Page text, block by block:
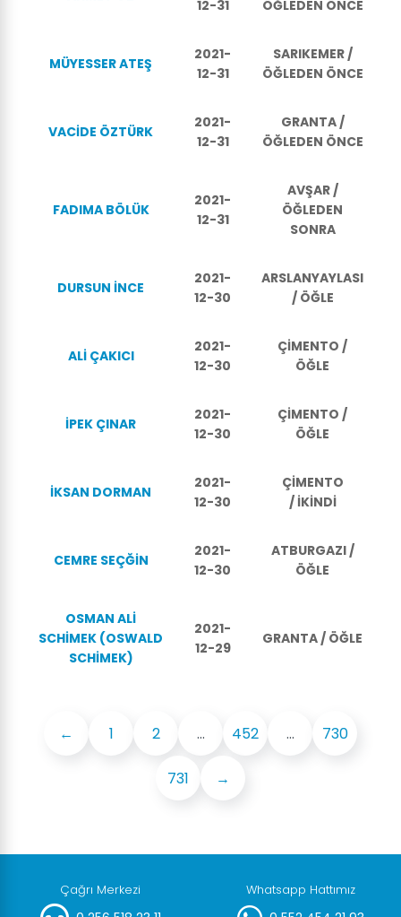
12-31
ÖĞLEDEN ÖNCE
MÜYESSER ATEŞ
2021-
12-31
SARIKEMER /
ÖĞLEDEN ÖNCE
VACİDE ÖZTÜRK
2021-
12-31
GRANTA /
ÖĞLEDEN ÖNCE
FADIMA BÖLÜK
2021-
12-31
AVŞAR /
ÖĞLEDEN
SONRA
DURSUN İNCE
2021-
12-30
ARSLANYAYLASI
/ ÖĞLE
ALİ ÇAKICI
2021-
12-30
ÇİMENTO /
ÖĞLE
İPEK ÇINAR
2021-
12-30
ÇİMENTO /
ÖĞLE
İKSAN DORMAN
2021-
12-30
ÇİMENTO
/ İKİNDİ
CEMRE SEÇĞİN
2021-
12-30
ATBURGAZI /
ÖĞLE
OSMAN ALİ
SCHİMEK (OSWALD
SCHİMEK)
2021-
12-29
GRANTA / ÖĞLE
← 1 2 ... 452 ... 730
731 →
Çağrı Merkezi Whatsapp Hattımız